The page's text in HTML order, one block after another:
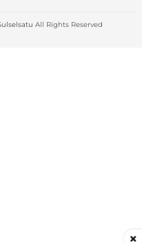
All Rights Reserved
×